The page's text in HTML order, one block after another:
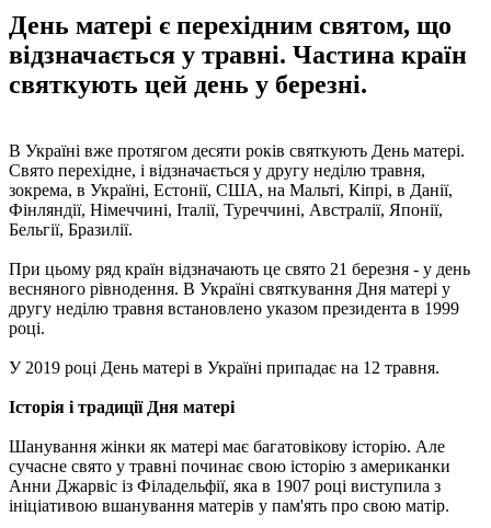
День матері є перехідним святом, що
відзначається у травні. Частина країн
святкують цей день у березні.
В Україні вже протягом десяти років святкують День матері.
Свято перехідне, і відзначається у другу неділю травня,
зокрема, в Україні, Естонії, США, на Мальті, Кіпрі, в Данії,
Фінляндії, Німеччині, Італії, Туреччині, Австралії, Японії,
Бельгії, Бразилії.
При цьому ряд країн відзначають це свято 21 березня - у день
весняного рівнодення. В Україні святкування Дня матері у
другу неділю травня встановлено указом президента в 1999
році.
У 2019 році День матері в Україні припадає на 12 травня.
Історія і традиції Дня матері
Шанування жінки як матері має багатовікову історію. Але
сучасне свято у травні починає свою історію з американки
Анни Джарвіс із Філадельфії, яка в 1907 році виступила з
ініціативою вшанування матерів у пам'ять про свою матір.